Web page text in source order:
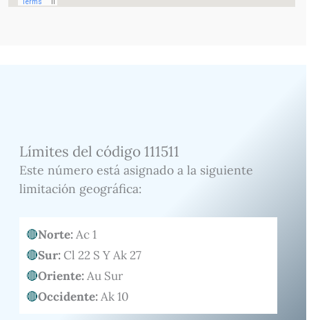
Límites del código 111511
Este número está asignado a la siguiente
limitación geográfica:
Norte:Ac 1
Sur:Cl 22 S Y Ak 27
Oriente:Au Sur
Occidente:Ak 10